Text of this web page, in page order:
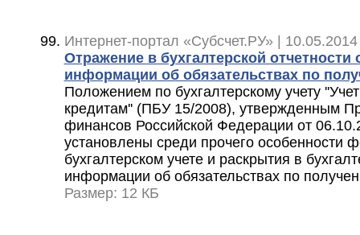
Интернет-портал «Субсчет.РУ» |
Отражение в бухгалтерской отчетности
информации об обязательствах по
Положением по бухгалтерскому учету
кредитам'' (ПБУ 15/2008), утвержденным
финансов Российской Федерации от
установлены среди прочего особенности
бухгалтерском учете и раскрытия в
информации об обязательствах по
Размер: 12 КБ